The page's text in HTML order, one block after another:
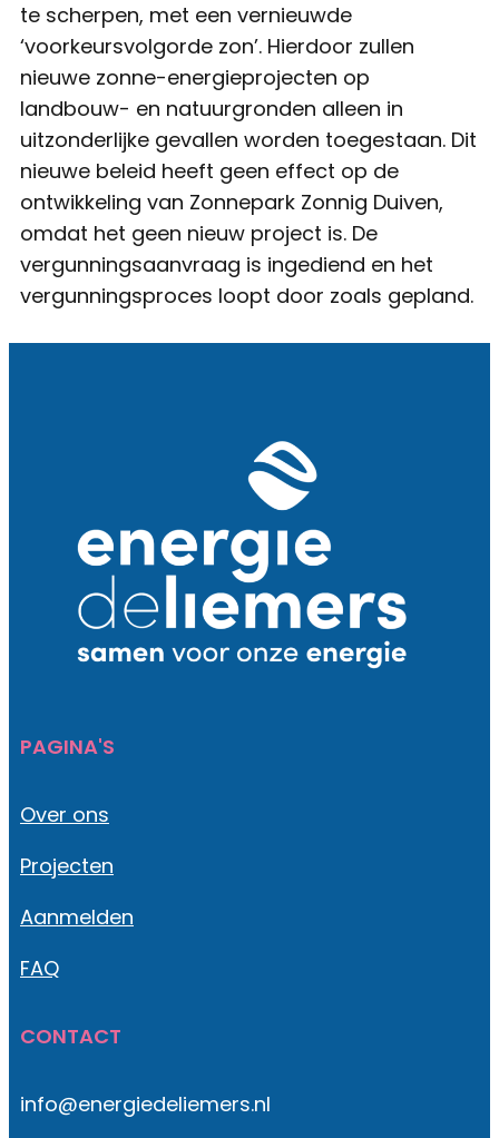
te scherpen, met een vernieuwde
‘voorkeursvolgorde zon’. Hierdoor zullen
nieuwe zonne-energieprojecten op
landbouw- en natuurgronden alleen in
uitzonderlijke gevallen worden toegestaan. Dit
nieuwe beleid heeft geen effect op de
ontwikkeling van Zonnepark Zonnig Duiven,
omdat het geen nieuw project is. De
vergunningsaanvraag is ingediend en het
vergunningsproces loopt door zoals gepland.
PAGINA'S
Over ons
Projecten
Aanmelden
FAQ
CONTACT
info@energiedeliemers.nl